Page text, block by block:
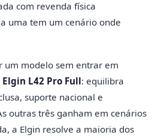
com revenda física
uma tem um cenário onde
um modelo sem entrar em
Elgin L42 Pro Full: equilibra
suporte nacional e
outras três ganham em cenários
a Elgin resolve a maioria dos